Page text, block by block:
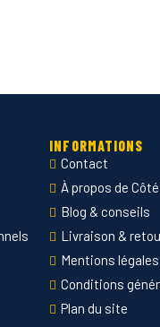
INFORMATIONS
Contact
À propos de
Blog & conseils
Livraison &
Mentions légales
Conditions
Plan du site